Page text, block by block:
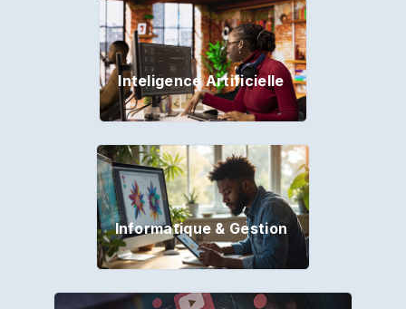
Inteligence Artificielle
Informatique & Gestion